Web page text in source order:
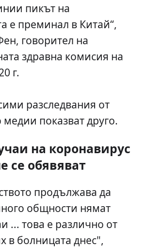
пикът на
е преминал в Китай“,
говорител на
здравна комисия на
г.
разследвания от
показват друго.
на коронавирус
се обявяват
продължава да
общности нямат
... това е различно от
в болницата днес",